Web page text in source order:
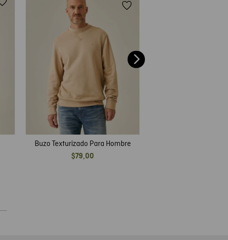
Buzo Texturizado Para Hombre
$79,00